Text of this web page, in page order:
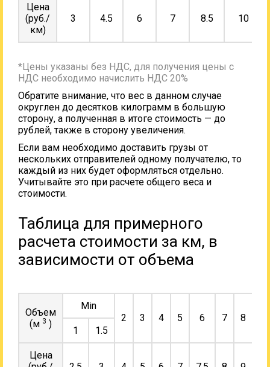
Цена
(руб./
км)
3 4.5 6 7 8.5 10
*Цены указаны без НДС, для получения цены с
НДС необходимо начислить НДС 20%
Обратите внимание, что вес в данном случае
округлен до десятков килограмм в большую
сторону, а полученная в итоге стоимость — до
рублей, также в сторону увеличения.
Если вам необходимо доставить грузы от
нескольких отправителей одному получателю, то
каждый из них будет оформляться отдельно.
Учитывайте это при расчете общего веса и
стоимости.
Таблица для примерного
расчета стоимости за км, в
зависимости от объема
Объем
(м 3 )
Min
2
3 4 5 6 7 8
1
1.5
Цена